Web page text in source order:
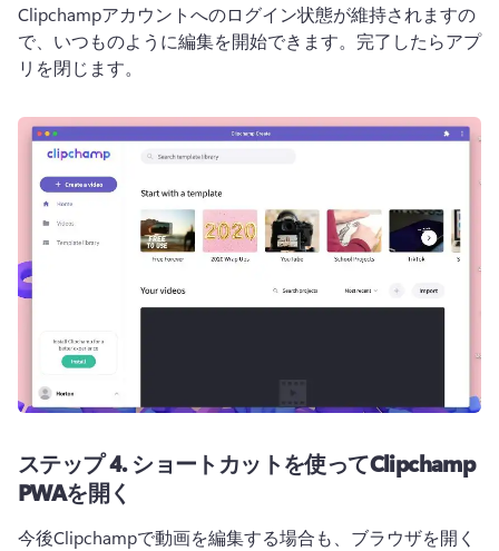
Clipchampアカウントへのログイン状態が維持されますの
で、いつものように編集を開始できます。完了したらアプ
リを閉じます。
ステップ 4. ショートカットを使ってClipchamp
PWAを開く
今後Clipchampで動画を編集する場合も、ブラウザを開く